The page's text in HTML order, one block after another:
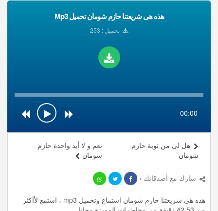
هذه هى شريعتنا حازم شومان تحميل Mp3
تحميل : 253
00:00
نعم و لا أيد واحدة حازم
شومان
هل لى من توبة حازم
شومان
شارك مع أصدقائك ›
هذه هى شريعتنا حازم شومان استماع وتحميل mp3 ، استمع لأأكثر